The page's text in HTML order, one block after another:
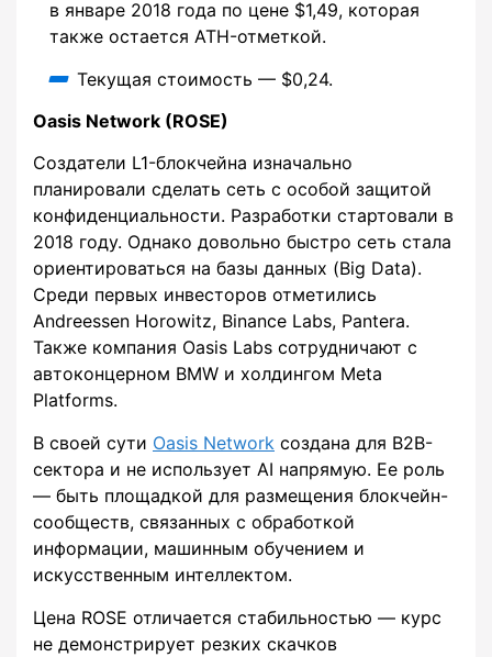
в январе 2018 года по цене $1,49, которая
также остается ATH-отметкой.
Текущая стоимость — $0,24.
Oasis Network (ROSE)
Создатели L1-блокчейна изначально
планировали сделать сеть с особой защитой
конфиденциальности. Разработки стартовали в
2018 году. Однако довольно быстро сеть стала
ориентироваться на базы данных (Big Data).
Среди первых инвесторов отметились
Andreessen Horowitz, Binance Labs, Pantera.
Также компания Oasis Labs сотрудничают с
автоконцерном BMW и холдингом Meta
Platforms.
В своей сути Oasis Network создана для B2B-
сектора и не использует AI напрямую. Ее роль
— быть площадкой для размещения блокчейн-
сообществ, связанных с обработкой
информации, машинным обучением и
искусственным интеллектом.
Цена ROSE отличается стабильностью — курс
не демонстрирует резких скачков